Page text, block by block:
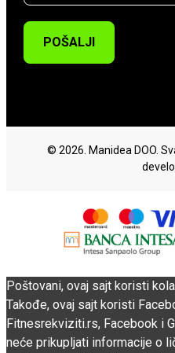
POŠALJI
© 2026. Manidea DOO.
Poštovani, ovaj sajt koristi
Takođe, ovaj sajt koristi
Fitnesrekviziti.rs, Facebook i
neće prikupljati informacije o